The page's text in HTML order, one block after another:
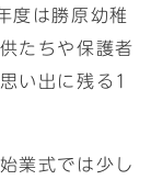
度は勝原幼稚
たちや保護者
い出に残る1
業式では少し